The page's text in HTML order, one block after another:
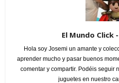
El Mundo Click
Hola soy Josemi un amante y
aprender mucho y pasar buenos
comentar y compartir. Podéis seguir
juguetes en nuestro